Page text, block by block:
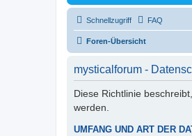
Schnellzugriff FAQ
Foren-Übersicht
mysticalforum -
Diese Richtlinie
werden.
UMFANG UND ART DER